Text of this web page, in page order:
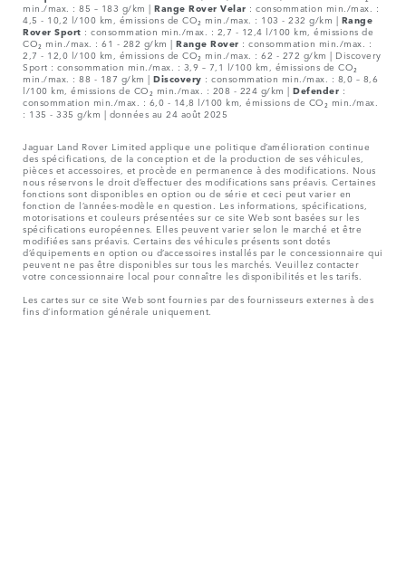
min./max. : 85 – 183 g/km | Range Rover Velar : consommation min./max. :
4,5 - 10,2 l/100 km, émissions de CO₂ min./max. : 103 - 232 g/km | Range
Rover Sport : consommation min./max. : 2,7 - 12,4 l/100 km, émissions de
CO₂ min./max. : 61 - 282 g/km | Range Rover : consommation min./max. :
2,7 - 12,0 l/100 km, émissions de CO₂ min./max. : 62 - 272 g/km | Discovery
Sport : consommation min./max. : 3,9 – 7,1 l/100 km, émissions de CO₂
min./max. : 88 - 187 g/km | Discovery : consommation min./max. : 8,0 – 8,6
l/100 km, émissions de CO₂ min./max. : 208 - 224 g/km | Defender :
consommation min./max. : 6,0 - 14,8 l/100 km, émissions de CO₂ min./max.
: 135 - 335 g/km | données au 24 août 2025
Jaguar Land Rover Limited applique une politique d’amélioration continue
des spécifications, de la conception et de la production de ses véhicules,
pièces et accessoires, et procède en permanence à des modifications. Nous
nous réservons le droit d’effectuer des modifications sans préavis. Certaines
fonctions sont disponibles en option ou de série et ceci peut varier en
fonction de l’années-modèle en question. Les informations, spécifications,
motorisations et couleurs présentées sur ce site Web sont basées sur les
spécifications européennes. Elles peuvent varier selon le marché et être
modifiées sans préavis. Certains des véhicules présents sont dotés
d’équipements en option ou d’accessoires installés par le concessionnaire qui
peuvent ne pas être disponibles sur tous les marchés. Veuillez contacter
votre concessionnaire local pour connaître les disponibilités et les tarifs.
Les cartes sur ce site Web sont fournies par des fournisseurs externes à des
fins d’information générale uniquement.